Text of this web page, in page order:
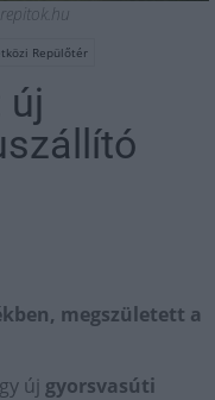
Repülőtér
új
megszületett a
új gyorsvasúti